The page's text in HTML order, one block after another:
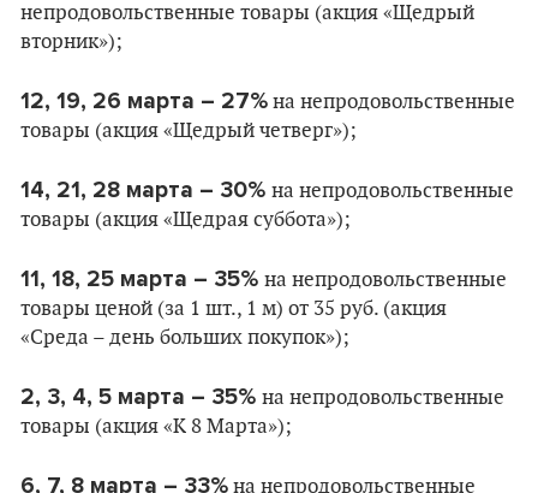
непродовольственные товары (акция «Щедрый
вторник»);
12, 19, 26 марта – 27% на непродовольственные
товары (акция «Щедрый четверг»);
14, 21, 28 марта – 30% на непродовольственные
товары (акция «Щедрая суббота»);
11, 18, 25 марта – 35% на непродовольственные
товары ценой (за 1 шт., 1 м) от 35 руб. (акция
«Среда – день больших покупок»);
2, 3, 4, 5 марта – 35% на непродовольственные
товары (акция «К 8 Марта»);
6, 7, 8 марта – 33% на непродовольственные